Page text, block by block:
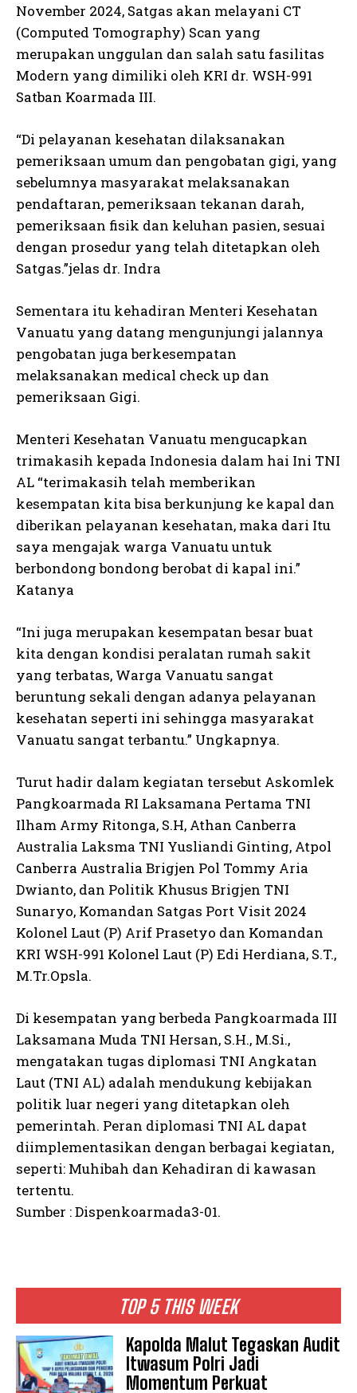
TOP 5 THIS WEEK
Kapolda Malut Tegaskan Audit
Itwasum Polri Jadi
Momentum Perkuat
November 2024, Satgas akan melayani CT
(Computed Tomography) Scan yang
merupakan unggulan dan salah satu fasilitas
Modern yang dimiliki oleh KRI dr. WSH-991
Satban Koarmada III.
“Di pelayanan kesehatan dilaksanakan
pemeriksaan umum dan pengobatan gigi, yang
sebelumnya masyarakat melaksanakan
pendaftaran, pemeriksaan tekanan darah,
pemeriksaan fisik dan keluhan pasien, sesuai
dengan prosedur yang telah ditetapkan oleh
Satgas.”jelas dr. Indra
Sementara itu kehadiran Menteri Kesehatan
Vanuatu yang datang mengunjungi jalannya
pengobatan juga berkesempatan
melaksanakan medical check up dan
pemeriksaan Gigi.
Menteri Kesehatan Vanuatu mengucapkan
trimakasih kepada Indonesia dalam hai Ini TNI
AL “terimakasih telah memberikan
kesempatan kita bisa berkunjung ke kapal dan
diberikan pelayanan kesehatan, maka dari Itu
saya mengajak warga Vanuatu untuk
berbondong bondong berobat di kapal ini.”
Katanya
“Ini juga merupakan kesempatan besar buat
kita dengan kondisi peralatan rumah sakit
yang terbatas, Warga Vanuatu sangat
beruntung sekali dengan adanya pelayanan
kesehatan seperti ini sehingga masyarakat
Vanuatu sangat terbantu.” Ungkapnya.
Turut hadir dalam kegiatan tersebut Askomlek
Pangkoarmada RI Laksamana Pertama TNI
Ilham Army Ritonga, S.H, Athan Canberra
Australia Laksma TNI Yusliandi Ginting, Atpol
Canberra Australia Brigjen Pol Tommy Aria
Dwianto, dan Politik Khusus Brigjen TNI
Sunaryo, Komandan Satgas Port Visit 2024
Kolonel Laut (P) Arif Prasetyo dan Komandan
KRI WSH-991 Kolonel Laut (P) Edi Herdiana, S.T.,
M.Tr.Opsla.
Di kesempatan yang berbeda Pangkoarmada III
Laksamana Muda TNI Hersan, S.H., M.Si.,
mengatakan tugas diplomasi TNI Angkatan
Laut (TNI AL) adalah mendukung kebijakan
politik luar negeri yang ditetapkan oleh
pemerintah. Peran diplomasi TNI AL dapat
diimplementasikan dengan berbagai kegiatan,
seperti: Muhibah dan Kehadiran di kawasan
tertentu.
Sumber : Dispenkoarmada3-01.